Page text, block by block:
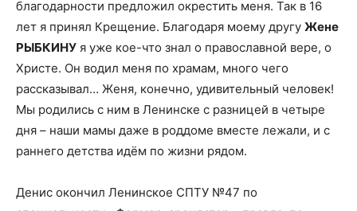
благодарности предложил окрестить меня. Так в 16
лет я принял Крещение. Благодаря моему другу Жене
РЫБКИНУ я уже кое-что знал о православной вере, о
Христе. Он водил меня по храмам, много чего
рассказывал… Женя, конечно, удивительный человек!
Мы родились с ним в Ленинске с разницей в четыре
дня – наши мамы даже в роддоме вместе лежали, и с
раннего детства идём по жизни рядом.
Денис окончил Ленинское СПТУ №47 по